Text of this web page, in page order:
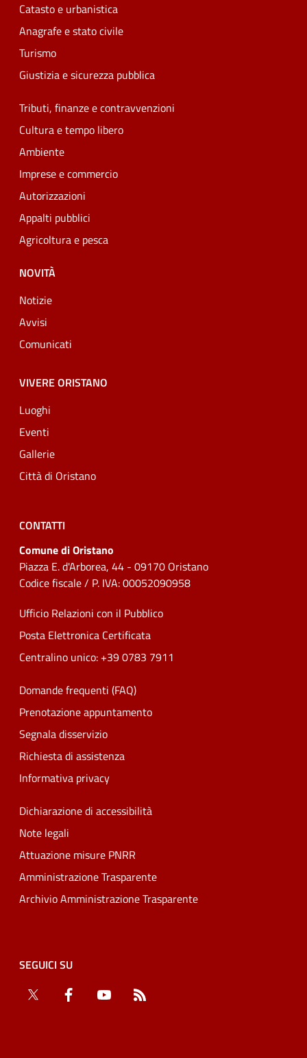
Catasto e urbanistica
Anagrafe e stato civile
Turismo
Giustizia e sicurezza pubblica
Tributi, finanze e contravvenzioni
Cultura e tempo libero
Ambiente
Imprese e commercio
Autorizzazioni
Appalti pubblici
Agricoltura e pesca
NOVITÀ
Notizie
Avvisi
Comunicati
VIVERE ORISTANO
Luoghi
Eventi
Gallerie
Città di Oristano
CONTATTI
Comune di Oristano
Piazza E. d'Arborea, 44 - 09170 Oristano
Codice fiscale / P. IVA: 00052090958
Ufficio Relazioni con il Pubblico
Posta Elettronica Certificata
Centralino unico: +39 0783 7911
Domande frequenti (FAQ)
Prenotazione appuntamento
Segnala disservizio
Richiesta di assistenza
Informativa privacy
Dichiarazione di accessibilità
Note legali
Attuazione misure PNRR
Amministrazione Trasparente
Archivio Amministrazione Trasparente
SEGUICI SU
Twitter
Facebook YouTube